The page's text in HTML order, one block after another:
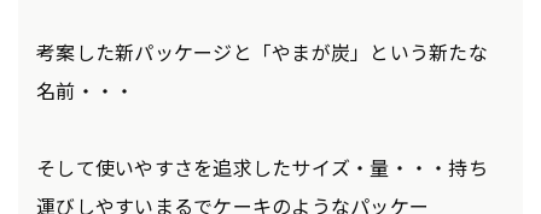
考案した新パッケージと「やまが炭」という新たな
名前・・・
そして使いやすさを追求したサイズ・量・・・持ち
運びしやすいまるでケーキのようなパッケー